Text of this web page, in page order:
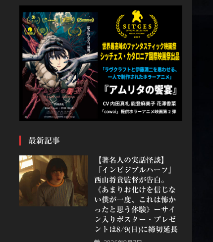
最新記事
【著名人の実話怪談】
『インビジブルハーフ』
⻄⼭将貴監督が告白。
《あまりお化けを信じな
い僕が一度、これは怖か
ったと思う体験》ーサイ
ン入りポスター・プレゼ
ントは8/9(日)に締切延長